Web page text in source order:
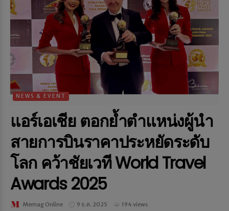
NEWS & EVENT
แอร์เอเชีย ตอกย้ำตำแหน่งผู้นำ
สายการบินราคาประหยัดระดับ
โลก คว้าชัยเวที World Travel
Awards 2025
Memag Online 9 ธ.ค. 2025 194 views